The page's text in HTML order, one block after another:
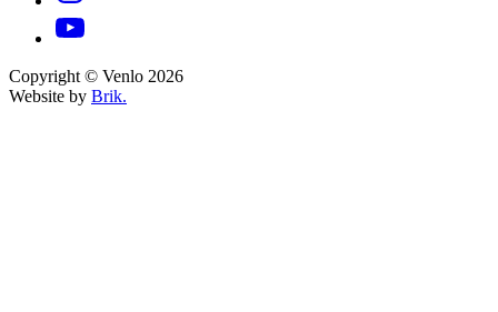
Copyright © Venlo 2026
Website by Brik.